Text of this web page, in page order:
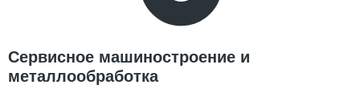
Сервисное машиностроение и
металлообработка